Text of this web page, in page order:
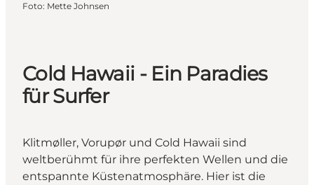
Foto: Mette Johnsen
Cold Hawaii - Ein Paradies
für Surfer
Klitmøller, Vorupør und Cold Hawaii sind
weltberühmt für ihre perfekten Wellen und die
entspannte Küstenatmosphäre. Hier ist die